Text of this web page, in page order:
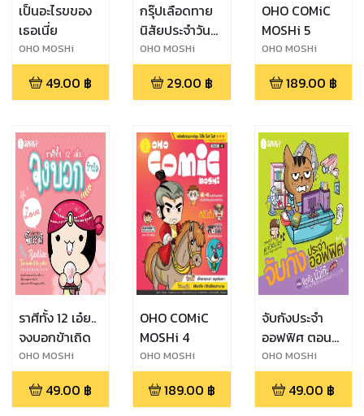
เป็นอะไรขของ
เธอเนี่ย
OHO MOSHi
GaNG
49.00 ฿
กรุ๊ปเลือดทาย
นิสัยประจำวัน
อาโรมุ & อาโรมิ
OHO MOSHi
GaNG
29.00 ฿
OHO COMiC
MOSHi 5
OHO MOSHi
GaNG
189.00 ฿
ราศีทั้ง 12 เอ๋ย..
จงบอกข้าเถิด
OHO MOSHi
GaNG
49.00 ฿
OHO COMiC
MOSHi 4
OHO MOSHi
GaNG
189.00 ฿
จับกังประจำ
ออฟฟิศ ตอน
จับกังนั่งโต๊ะ
OHO MOSHi
GaNG
49.00 ฿